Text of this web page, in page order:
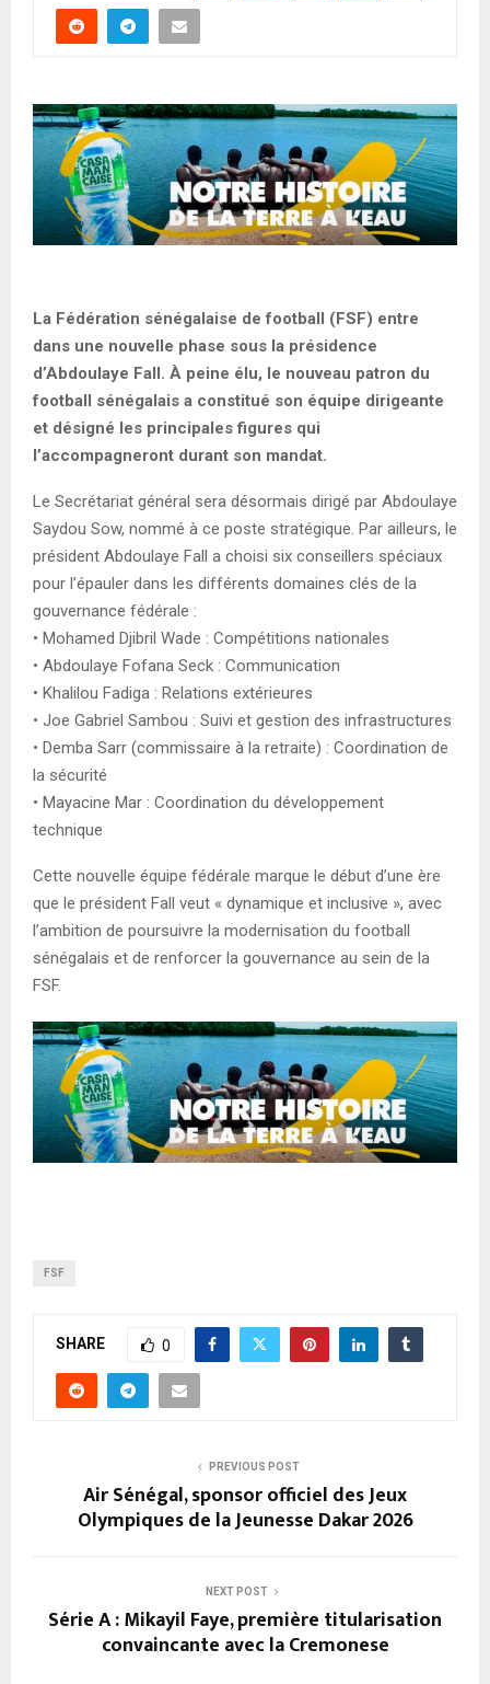
La Fédération sénégalaise de football (FSF) entre
dans une nouvelle phase sous la présidence
d’Abdoulaye Fall. À peine élu, le nouveau patron du
football sénégalais a constitué son équipe dirigeante
et désigné les principales figures qui
l’accompagneront durant son mandat.
Le Secrétariat général sera désormais dirigé par Abdoulaye
Saydou Sow, nommé à ce poste stratégique. Par ailleurs, le
président Abdoulaye Fall a choisi six conseillers spéciaux
pour l’épauler dans les différents domaines clés de la
gouvernance fédérale :
• Mohamed Djibril Wade : Compétitions nationales
• Abdoulaye Fofana Seck : Communication
• Khalilou Fadiga : Relations extérieures
• Joe Gabriel Sambou : Suivi et gestion des infrastructures
• Demba Sarr (commissaire à la retraite) : Coordination de
la sécurité
• Mayacine Mar : Coordination du développement
technique
Cette nouvelle équipe fédérale marque le début d’une ère
que le président Fall veut « dynamique et inclusive », avec
l’ambition de poursuivre la modernisation du football
sénégalais et de renforcer la gouvernance au sein de la
FSF.
FSF
SHARE 0
PREVIOUS POST
Air Sénégal, sponsor officiel des Jeux
Olympiques de la Jeunesse Dakar 2026
NEXT POST
Série A : Mikayil Faye, première titularisation
convaincante avec la Cremonese